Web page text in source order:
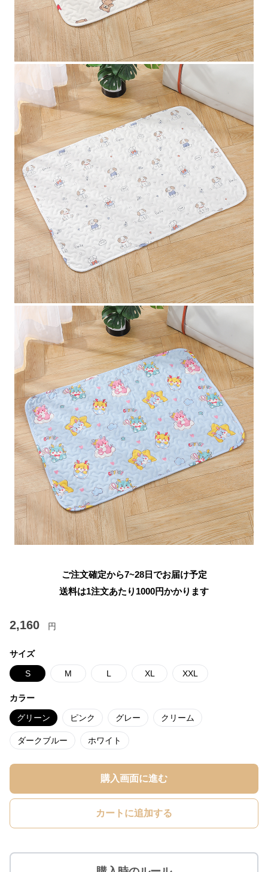
ご注文確定から7~28日でお届け予定
送料は1注文あたり 1000円かかります
2,160 円
サイズ
S M L XL XXL
カラー
グリーン ピンク グレー クリーム
ダークブルー ホワイト
購入画面に進む
カートに追加する